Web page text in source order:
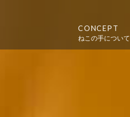
CONCEPT
ねこの手について